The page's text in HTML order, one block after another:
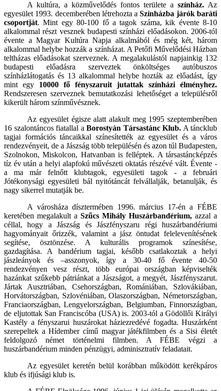
A kultúra, a közművelődés fontos területe aszínház. Az
egyesület 1993. decemberében létrehozta aSzínházba járók baráti
csoportját. Mint egy 80-100 fő a tagok száma, kik évente 8-10
alkalommal részt vesznek budapesti színházi előadásokon. 2006-tól
évente a Magyar Kultúra Napja alkalmából és még két, három
alkalommal helybe hozzák a színházat. A Petőfi Művelődési Házban
teltházas előadásokat szerveznek. A megalakulástól napjainkig 132
budapesti előadásra szerveztek önköltséges autóbuszos
színházlátogatás és 13 alkalommal helybe hozták az előadást, így
mint egy 10000 fő fényszaruit jutattak színházi élményhez.
Rendszeresen szerveznek bemutatkozási lehetőséget a településről
kikerült három színművésznek.
Az egyesület égisze alatt alakult meg 1995 szeptemberében
16 szalontáncos fiatallal a Borostyán Társastánc Klub. A táncklub
tagjai formációs táncaikkal színesítették az egyesület és a város
rendezvényeit, de a Jászság több településén és azon túl Budapesten,
Szolnokon, Miskolcon, Hatvanban is felléptek. A társastáncképzés
tíz év után a helyi alapfokú művészeti oktatás részévé vált. Évente -
a ma már felnőtt klubtagok, egyesületi tagok - a februári
Jótékonysági egyesületi bál nyitótáncát felvállalják, betanulják, és
nagy sikerrel mutatják be.
A városháza dísztermében 1996. március 17-én a FÉBE
keretében megalakult a Szűcs Mihály Huszárbandérium, azzal a
céllal, hogy a Jászság és Jászfényszaru régi huszárbandériumi
hagyományait őrizzék, valamint a jász öntudat felelevenítésének
segítése, ösztönzése. A kulturális programok színesítése,
gazdagítása. A bandérium tagjai, később csatlakoztak a helyi
jászleányok és –asszonyok, így a 30-40 fő évente 40-50
rendezvényen vesz részt, több európai országban képviselték
hazánkat szűkebb pátriánkat a Jászságot, a megyét, Jászfényszarut.
Jártak Ausztriában, Csehországban, Romániában, Szlovákiában,
Horvátországban, Szlovéniában, Olaszországban, Németországban,
Franciaországban, Lengyelországban, Belgiumban, Finnországban,
de eljutottak San Franciscóba (USA) is. 2003-tól a Gödöllői Királyi
Kastély a fényszarui huszárokat háziezredévé fogadta. Huszárként
szerepeltek a Hídember című magyar játékfilmben és a Sisi életét
feldolgozó német történelmi filmben. A FÉBE végzi a
huszárbandérium minden pénzügyi, adminisztratív feladatait.
Az egyesület keretén belül korábban működött kerékpáros
klub és ifjúsági klub is.